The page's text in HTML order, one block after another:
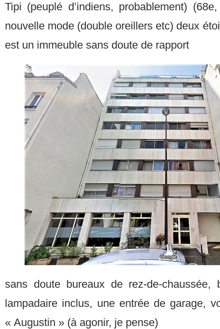
Tipi (peuplé d’indiens, probablement)
nouvelle mode (double oreillers etc) deux
est un immeuble sans doute de rapport
sans doute bureaux de rez-de-chaussée,
lampadaire inclus, une entrée de garage,
« Augustin » (à agonir, je pense)